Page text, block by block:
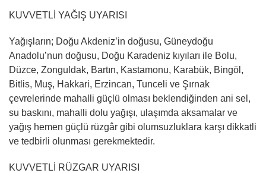
KUVVETLİ YAĞIŞ UYARISI
Yağışların; Doğu Akdeniz’in doğusu, Güneydoğu
Anadolu’nun doğusu, Doğu Karadeniz kıyıları ile Bolu,
Düzce, Zonguldak, Bartın, Kastamonu, Karabük, Bingöl,
Bitlis, Muş, Hakkari, Erzincan, Tunceli ve Şırnak
çevrelerinde mahalli güçlü olması beklendiğinden ani sel,
su baskını, mahalli dolu yağışı, ulaşımda aksamalar ve
yağış hemen güçlü rüzgâr gibi olumsuzluklara karşı dikkatli
ve tedbirli olunması gerekmektedir.
KUVVETLİ RÜZGAR UYARISI